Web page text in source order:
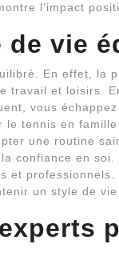
l’impact
de vie
En effet, la
travail et loisirs.
vous
tennis en
une routine
confiance en
et
un style de vie